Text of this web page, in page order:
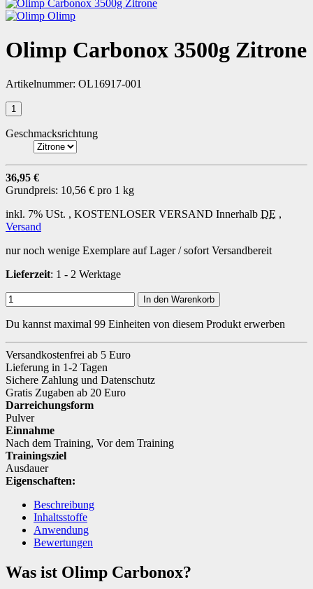
Olimp
Olimp Carbonox 3500g Zitrone
Artikelnummer: OL16917-001
Geschmacksrichtung
36,95 €
Grundpreis: 10,56 € pro 1 kg
inkl. 7% USt. , KOSTENLOSER VERSAND Innerhalb DE ,
Versand
nur noch wenige Exemplare auf Lager / sofort Versandbereit
Lieferzeit: 1 - 2 Werktage
In den Warenkorb
Du kannst maximal 99 Einheiten von diesem Produkt erwerben
Versandkostenfrei ab 5 Euro
Lieferung in 1-2 Tagen
Sichere Zahlung und Datenschutz
Gratis Zugaben ab 20 Euro
Darreichungsform
Pulver
Einnahme
Nach dem Training, Vor dem Training
Trainingsziel
Ausdauer
Eigenschaften:
Beschreibung
Inhaltsstoffe
Anwendung
Bewertungen
Was ist Olimp Carbonox?